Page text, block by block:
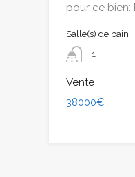
pour ce bien:
Salle(s) de bain
1
Vente
38000€